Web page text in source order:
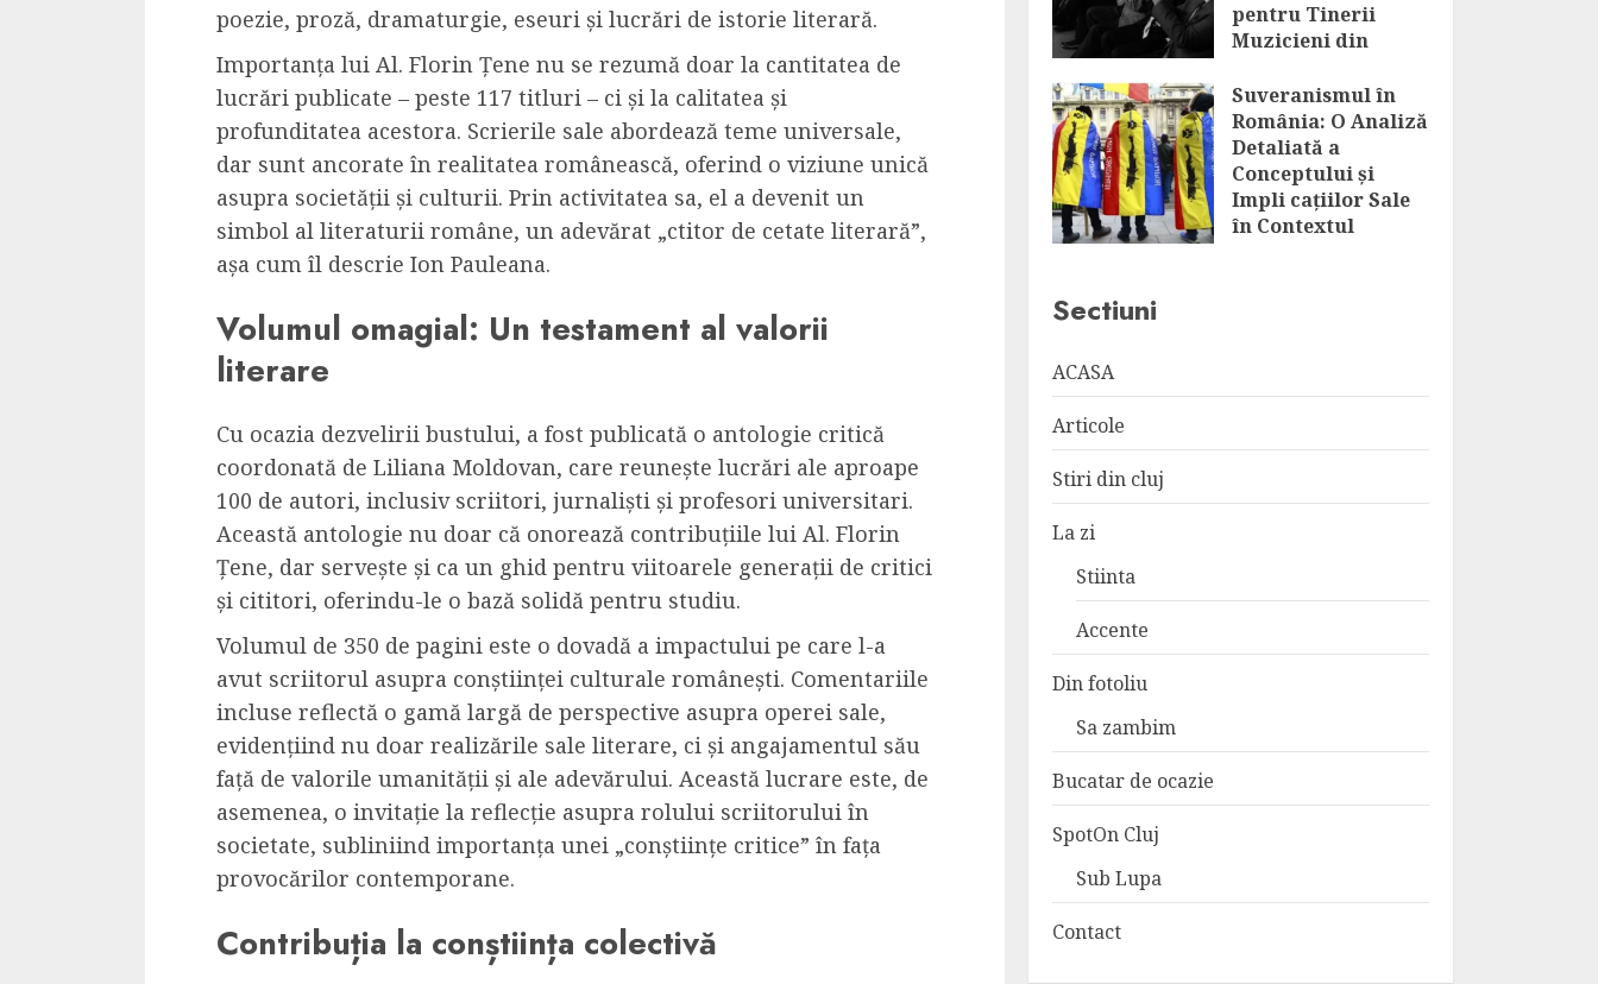
poezie, proză, dramaturgie, eseuri și lucrări de istorie literară.
Importanța lui Al. Florin Țene nu se rezumă doar la cantitatea de
lucrări publicate – peste 117 titluri – ci și la calitatea și
profunditatea acestora. Scrierile sale abordează teme universale,
dar sunt ancorate în realitatea românească, oferind o viziune unică
asupra societății și culturii. Prin activitatea sa, el a devenit un
simbol al literaturii române, un adevărat „ctitor de cetate literară”,
așa cum îl descrie Ion Pauleana.
Volumul omagial: Un testament al valorii
literare
Cu ocazia dezvelirii bustului, a fost publicată o antologie critică
coordonată de Liliana Moldovan, care reunește lucrări ale aproape
100 de autori, inclusiv scriitori, jurnaliști și profesori universitari.
Această antologie nu doar că onorează contribuțiile lui Al. Florin
Țene, dar servește și ca un ghid pentru viitoarele generații de critici
și cititori, oferindu-le o bază solidă pentru studiu.
Volumul de 350 de pagini este o dovadă a impactului pe care l-a
avut scriitorul asupra conștiinței culturale românești. Comentariile
incluse reflectă o gamă largă de perspective asupra operei sale,
evidențiind nu doar realizările sale literare, ci și angajamentul său
față de valorile umanității și ale adevărului. Această lucrare este, de
asemenea, o invitație la reflecție asupra rolului scriitorului în
societate, subliniind importanța unei „conștiințe critice” în fața
provocărilor contemporane.
Contribuția la conștiința colectivă
pentru Tinerii
Muzicieni din
Numai
AUGUST 7, 2026
Suveranismul în
România: O Analiză
Detaliată a
Conceptului și
Impli cațiilor Sale
în Contextul
Sectiuni
ACASA
Articole
Stiri din cluj
La zi
Stiinta
Accente
Din fotoliu
Sa zambim
Bucatar de ocazie
SpotOn Cluj
Sub Lupa
Contact